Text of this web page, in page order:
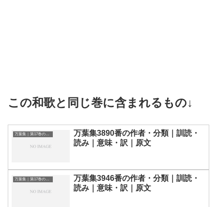
この和歌と同じ巻に含まれるもの↓
万葉集｜第17巻の和歌一覧
万葉集3890番の作者・分類｜訓読・
読み｜意味・訳｜原文
万葉集｜第17巻の和歌一覧
万葉集3946番の作者・分類｜訓読・
読み｜意味・訳｜原文